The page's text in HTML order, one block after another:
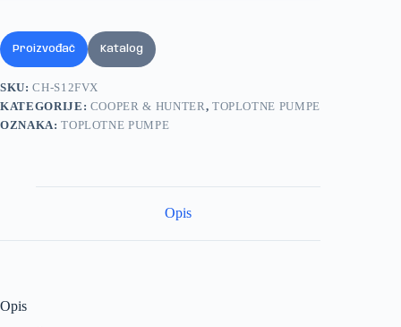
Proizvođač Katalog
SKU:CH-S12FVX
KATEGORIJE: COOPER & HUNTER, TOPLOTNE PUMPE
OZNAKA:TOPLOTNE PUMPE
Opis
Opis